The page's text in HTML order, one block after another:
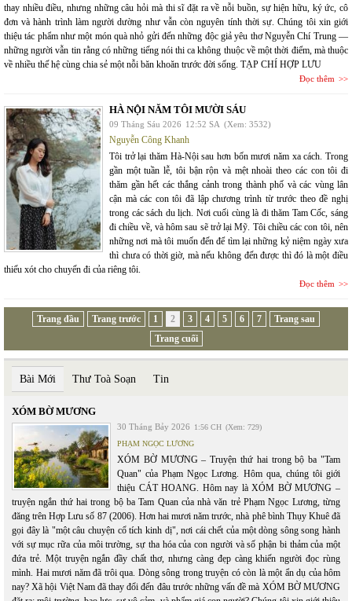
thay nhiều điều, nhưng những câu hỏi mà thi sĩ đặt ra về nỗi buồn, sự hiện hữu, ký ức, cô
đơn và hành trình làm người dường như vẫn còn nguyên tính thời sự. Chúng tôi xin giới
thiệu tác phẩm như một món quà nhỏ gửi đến những độc giả yêu thơ Nguyễn Chí Trung —
những người vẫn tin rằng có những tiếng nói thi ca không thuộc về một thời điểm, mà thuộc
về nhiều thế hệ cùng chia sẻ một nỗi băn khoăn trước đời sống. TẠP CHÍ HỢP LƯU
Đọc thêm
HÀ NỘI NĂM TÔI MƯỜI SÁU
09 Tháng Sáu 2026 12:52 SA (Xem: 3532)
Nguyễn Công Khanh
Tôi trở lại thăm Hà-Nội sau hơn bốn mươi năm xa cách. Trong
gần một tuần lễ, tôi bận rộn và mệt nhoài theo các con tôi đi
thăm gần hết các thắng cảnh trong thành phố và các vùng lân
cận mà các con tôi đã lập chương trình từ trước theo đề nghị
trong các sách du lịch. Nơi cuối cùng là đi thăm Tam Cốc, sáng
đi chiều về, và hôm sau sẽ trở lại Mỹ. Tôi chiều các con tôi, nên
những nơi mà tôi muốn đến để tìm lại những kỷ niệm ngày xưa
thì chưa có thời giờ, mà nếu không đến được thì đó là một điều
thiếu xót cho chuyến đi của riêng tôi.
Đọc thêm
Trang đầu Trang trước 1 2 3 4 5 6 7
Trang sau
Trang cuối
Bài Mới Thư Toà Soạn Tin
XÓM BỜ MƯƠNG
30 Tháng Bảy 2026 1:56 CH (Xem: 729)
PHẠM NGỌC LƯƠNG
XÓM BỜ MƯƠNG – Truyện thứ hai trong bộ ba "Tam
Quan" của Phạm Ngọc Lương. Hôm qua, chúng tôi giới
thiệu CÁT HOANG. Hôm nay là XÓM BỜ MƯƠNG –
truyện ngắn thứ hai trong bộ ba Tam Quan của nhà văn trẻ Phạm Ngọc Lương, từng
đăng trên Hợp Lưu số 87 (2006). Hơn hai mươi năm trước, nhà phê bình Thụy Khuê đã
gọi đây là "một câu chuyện cổ tích kinh dị", nơi cái chết của một dòng sông song hành
với sự mục rữa của môi trường, sự tha hóa của con người và số phận bi thảm của một
đứa trẻ. Một truyện ngắn đầy chất thơ, nhưng càng đẹp càng khiến người đọc rùng
mình. Hai mươi năm đã trôi qua. Dòng sông trong truyện có còn là một ẩn dụ của hôm
nay? Xã hội Việt Nam đã thay đổi đến đâu trước những vấn đề mà XÓM BỜ MƯƠNG